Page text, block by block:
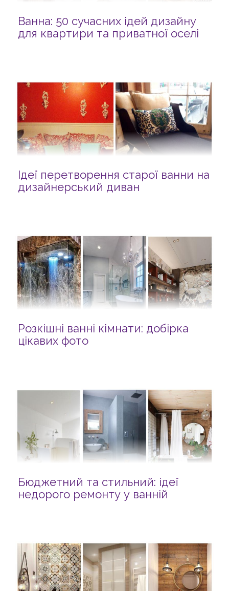
Ванна: 50 сучасних ідей дизайну
для квартири та приватної оселі
Ідеї перетворення старої ванни на
дизайнерський диван
Розкішні ванні кімнати: добірка
цікавих фото
Бюджетний та стильний: ідеї
недорого ремонту у ванній